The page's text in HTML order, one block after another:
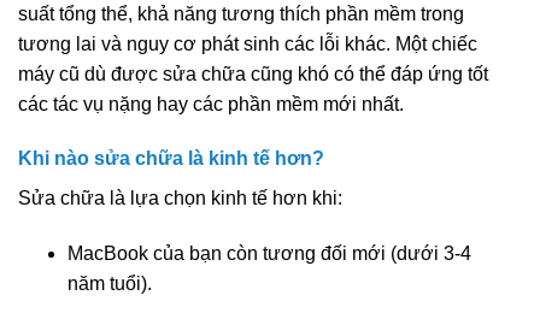
suất tổng thể, khả năng tương thích phần mềm trong
tương lai và nguy cơ phát sinh các lỗi khác. Một chiếc
máy cũ dù được sửa chữa cũng khó có thể đáp ứng tốt
các tác vụ nặng hay các phần mềm mới nhất.
Khi nào sửa chữa là kinh tế hơn?
Sửa chữa là lựa chọn kinh tế hơn khi:
MacBook của bạn còn tương đối mới (dưới 3-4
năm tuổi).